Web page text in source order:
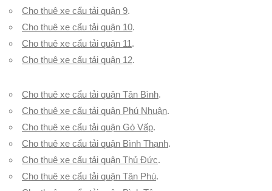
Cho thuê xe cẩu tải quận 9.
Cho thuê xe cẩu tải quận 10.
Cho thuê xe cẩu tải quận 11.
Cho thuê xe cẩu tải quận 12.
Cho thuê xe cẩu tải quận Tân Bình.
Cho thuê xe cẩu tải quận Phú Nhuận.
Cho thuê xe cẩu tải quận Gò Vấp.
Cho thuê xe cẩu tải quận Bình Thạnh.
Cho thuê xe cẩu tải quận Thủ Đức.
Cho thuê xe cẩu tải quận Tân Phú.